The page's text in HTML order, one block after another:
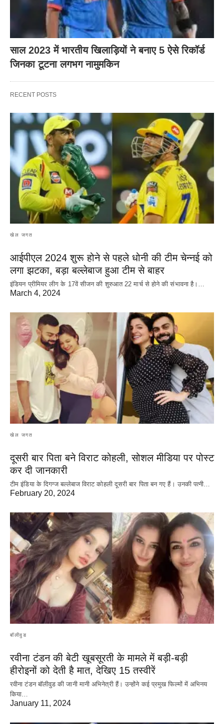
साल 2023 में भारतीय खिलाड़ियों ने बनाए 5 ऐसे रिकॉर्ड
जिनका टूटना लगभग नामुमकिन
RECENT POSTS
खेल जगत
आईपीएल 2024 शुरू होने से पहले धोनी की टीम चेन्नई को
लगा झटका, बड़ा बल्लेबाज हुआ टीम से बाहर
इंडियन प्रीमियर लीग के 17वें सीजन की शुरुआत 22 मार्च से होने की संभावना है।…
March 4, 2024
खेल जगत
दूसरी बार‌ पिता बने विराट कोहली, सोशल मीडिया पर पोस्ट
कर दी‌ जानकारी
टीम इंडिया के दिगग्ज बल्लेबाज विराट कोहली दूसरी बार पिता बन गए हैं। उनकी पत्नी…
February 20, 2024
बॉलीवुड
रवीना टंडन की बेटी खूबसूरती के मामले में बड़ी-बड़ी
हीरोइनों को देती है मात, देखिए 15 तस्वीरें
रवीना टंडन बॉलीवुड की जानी मानी अभिनेत्री हैं। उन्होंने कई प्रमुख फिल्मों में अभिनय
किया…
January 11, 2024